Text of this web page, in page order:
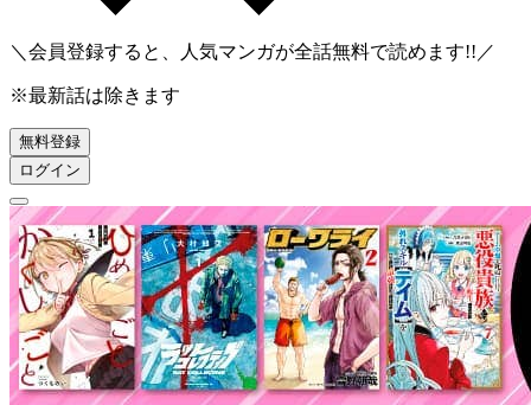
＼会員登録すると、人気マンガが全話無料で読めます!!／
※最新話は除きます
無料登録
ログイン